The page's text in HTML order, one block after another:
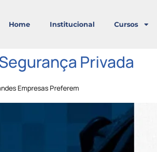
Home Institucional Cursos
Privada
Empresas Preferem